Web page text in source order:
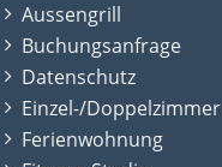
Aussengrill
Buchungsanfrage
Datenschutz
Einzel-/Doppelzimmer
Ferienwohnung